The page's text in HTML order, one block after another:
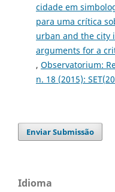
cidade em
para uma crítica
urban and the city
arguments for a
, Observatorium:
n. 18 (2015):
Enviar Submissão
Idioma